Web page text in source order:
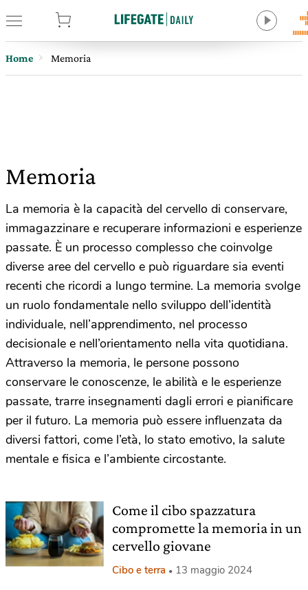
Home Memoria
Memoria
La memoria è la capacità del cervello di conservare,
immagazzinare e recuperare informazioni e esperienze
passate. È un processo complesso che coinvolge
diverse aree del cervello e può riguardare sia eventi
recenti che ricordi a lungo termine. La memoria svolge
un ruolo fondamentale nello sviluppo dell’identità
individuale, nell’apprendimento, nel processo
decisionale e nell’orientamento nella vita quotidiana.
Attraverso la memoria, le persone possono
conservare le conoscenze, le abilità e le esperienze
passate, trarre insegnamenti dagli errori e pianificare
per il futuro. La memoria può essere influenzata da
diversi fattori, come l’età, lo stato emotivo, la salute
mentale e fisica e l’ambiente circostante.
Come il cibo spazzatura
compromette la memoria in un
cervello giovane
Cibo e terra 13 maggio 2024